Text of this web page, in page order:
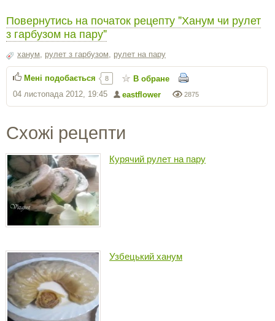
Повернутись на початок рецепту "Ханум чи рулет
з гарбузом на пару"
ханум, рулет з гарбузом, рулет на пару
2875
eastflower
04 листопада 2012, 19:45
Мені подобається 8 В обране
Схожі рецепти
Курячий рулет на пару
Узбецький ханум